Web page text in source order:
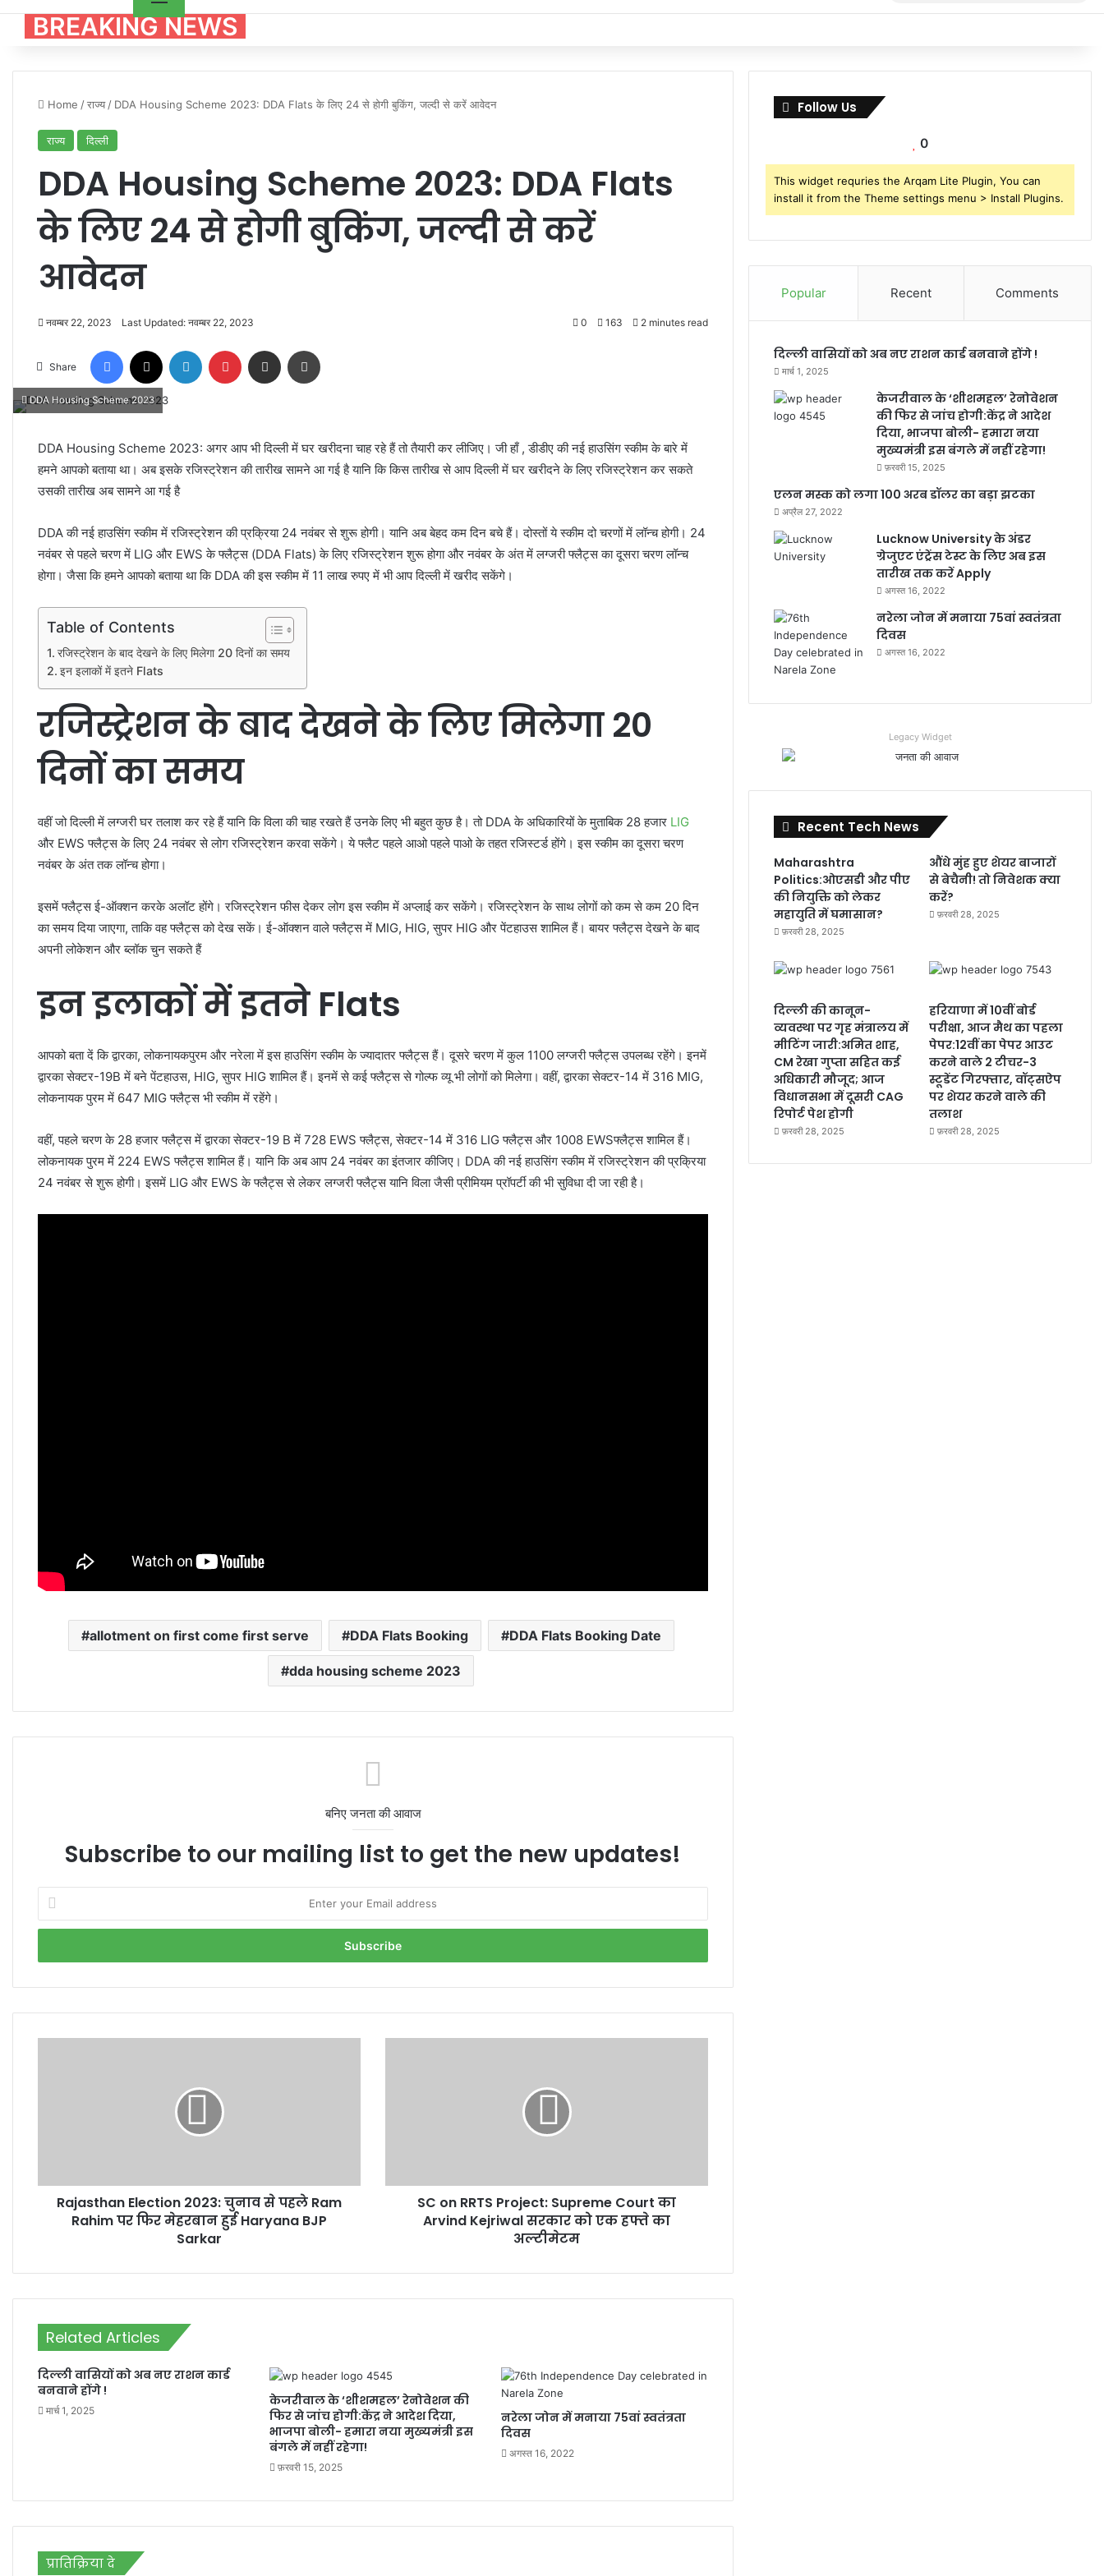
for
BREAKING NEWS
Home /राज्य / DDA Housing Scheme 2023: DDA Flats के लिए 24 से होगी बुकिंग, जल्दी से करें आवेदन
राज्य दिल्ली
DDA Housing Scheme 2023: DDA Flats
के लिए 24 से होगी बुकिंग, जल्दी से करें
आवेदन
नवम्बर 22, 2023 Last Updated: नवम्बर 22, 2023 0 163 2 minutes read
Share
Facebook LinkedIn Pinterest Share via Email
DDA Housing Scheme 2023
DDA Housing Scheme 2023: अगर आप भी दिल्ली में घर खरीदना चाह रहे हैं तो तैयारी कर लीजिए। जी हाँ , डीडीए की नई हाउसिंग स्कीम के बारे में
हमने आपको बताया था। अब इसके रजिस्ट्रेशन की तारीख सामने आ गई है यानि कि किस तारीख से आप दिल्ली में घर खरीदने के लिए रजिस्ट्रेशन कर सकते
उसकी तारीख अब सामने आ गई है
DDA की नई हाउसिंग स्कीम में रजिस्ट्रेशन की प्रक्रिया 24 नवंबर से शुरू होगी। यानि अब बेहद कम दिन बचे हैं। दोस्तों ये स्कीम दो चरणों में लॉन्च होगी। 24
नवंबर से पहले चरण में LIG और EWS के फ्लैट्स (DDA Flats) के लिए रजिस्ट्रेशन शुरू होगा और नवंबर के अंत में लग्जरी फ्लैट्स का दूसरा चरण लॉन्च
होगा। जैसा कि हमने आपको बताया था कि DDA की इस स्कीम में 11 लाख रुपए में भी आप दिल्ली में खरीद सकेंगे।
Table of Contents
रजिस्ट्रेशन के बाद देखने के लिए मिलेगा 20 दिनों का समय
इन इलाकों में इतने Flats
रजिस्ट्रेशन के बाद देखने के लिए मिलेगा 20
दिनों का समय
वहीं जो दिल्ली में लग्जरी घर तलाश कर रहे हैं यानि कि विला की चाह रखते हैं उनके लिए भी बहुत कुछ है। तो DDA के अधिकारियों के मुताबिक 28 हजार LIG
और EWS फ्लैट्स के लिए 24 नवंबर से लोग रजिस्ट्रेशन करवा सकेंगे। ये फ्लैट पहले आओ पहले पाओ के तहत रजिस्टर्ड होंगे। इस स्कीम का दूसरा चरण
नवंबर के अंत तक लॉन्च होगा।
इसमें फ्लैट्स ई-ऑक्शन करके अलॉट होंगे। रजिस्ट्रेशन फीस देकर लोग इस स्कीम में अप्लाई कर सकेंगे। रजिस्ट्रेशन के साथ लोगों को कम से कम 20 दिन
का समय दिया जाएगा, ताकि वह फ्लैट्स को देख सकें। ई-ऑक्शन वाले फ्लैट्स में MIG, HIG, सुपर HIG और पेंटहाउस शामिल हैं। बायर फ्लैट्स देखने के बाद
अपनी लोकेशन और ब्लॉक चुन सकते हैं
इन इलाकों में इतने Flats
आपको बता दें कि द्वारका, लोकनायकपुरम और नरेला में इस हाउसिंग स्कीम के ज्यादातर फ्लैट्स हैं। दूसरे चरण में कुल 1100 लग्जरी फ्लैट्स उपलब्ध रहेंगे। इनमें
द्वारका सेक्टर-19B में बने पेंटहाउस, HIG, सुपर HIG शामिल हैं। इनमें से कई फ्लैट्स से गोल्फ व्यू भी लोगों को मिलेगा। वहीं, द्वारका सेक्टर-14 में 316 MIG,
लोकनायक पुरम में 647 MIG फ्लैट्स भी स्कीम में रहेंगे।
वहीं, पहले चरण के 28 हजार फ्लैट्स में द्वारका सेक्टर-19 B में 728 EWS फ्लैट्स, सेक्टर-14 में 316 LIG फ्लैट्स और 1008 EWSफ्लैट्स शामिल हैं।
लोकनायक पुरम में 224 EWS फ्लैट्स शामिल हैं। यानि कि अब आप 24 नवंबर का इंतजार कीजिए। DDA की नई हाउसिंग स्कीम में रजिस्ट्रेशन की प्रक्रिया
24 नवंबर से शुरू होगी। इसमें LIG और EWS के फ्लैट्स से लेकर लग्जरी फ्लैट्स यानि विला जैसी प्रीमियम प्रॉपर्टी की भी सुविधा दी जा रही है।
allotment on first come first serve DDA Flats Booking DDA Flats Booking Date
dda housing scheme 2023
बनिए जनता की आवाज
Subscribe to our mailing list to get the new updates!
Enter
your
Email
पर
BJP
Rajasthan Election 2023: चुनाव से पहले Ram
Rahim पर फिर मेहरबान हुई Haryana BJP
Sarkar
Kejriwal
का
SC on RRTS Project: Supreme Court का
Arvind Kejriwal सरकार को एक हफ्ते का
अल्टीमेटम
Related Articles
दिल्ली वासियों को अब नए राशन कार्ड
बनवाने होंगे !
मार्च 1, 2025
केजरीवाल के ‘शीशमहल’ रेनोवेशन की
फिर से जांच होगी:केंद्र ने आदेश दिया,
भाजपा बोली- हमारा नया मुख्यमंत्री इस
बंगले में नहीं रहेगा!
फ़रवरी 15, 2025
नरेला जोन में मनाया 75वां स्वतंत्रता
दिवस
अगस्त 16, 2022
प्रातिक्रिया दे
Follow Us
0
This widget requries the Arqam Lite Plugin, You can
install it from the Theme settings menu > Install Plugins.
Popular Recent Comments
दिल्ली वासियों को अब नए राशन कार्ड बनवाने होंगे !
मार्च 1, 2025
केजरीवाल के ‘शीशमहल’ रेनोवेशन
की फिर से जांच होगी:केंद्र ने आदेश
दिया, भाजपा बोली- हमारा नया
मुख्यमंत्री इस बंगले में नहीं रहेगा!
फ़रवरी 15, 2025
एलन मस्क को लगा 100 अरब डॉलर का बड़ा झटका
अप्रैल 27, 2022
Lucknow University के अंडर
ग्रेजुएट एंट्रेंस टेस्ट के लिए अब इस
तारीख तक करें Apply
अगस्त 16, 2022
नरेला जोन में मनाया 75वां स्वतंत्रता
दिवस
अगस्त 16, 2022
Legacy Widget
Recent Tech News
Maharashtra
Politics:ओएसडी और पीए
की नियुक्ति को लेकर
महायुति में घमासान?
फ़रवरी 28, 2025
औंधे मुंह हुए शेयर बाजारों
से बेचैनी! तो निवेशक क्या
करें?
फ़रवरी 28, 2025
दिल्ली की कानून-
व्यवस्था पर गृह मंत्रालय में
मीटिंग जारी:अमित शाह,
CM रेखा गुप्ता सहित कई
अधिकारी मौजूद; आज
विधानसभा में दूसरी CAG
रिपोर्ट पेश होगी
फ़रवरी 28, 2025
हरियाणा में 10वीं बोर्ड
परीक्षा, आज मैथ का पहला
पेपर:12वीं का पेपर आउट
करने वाले 2 टीचर-3
स्टूडेंट गिरफ्तार, वॉट्सऐप
पर शेयर करने वाले की
तलाश
फ़रवरी 28, 2025